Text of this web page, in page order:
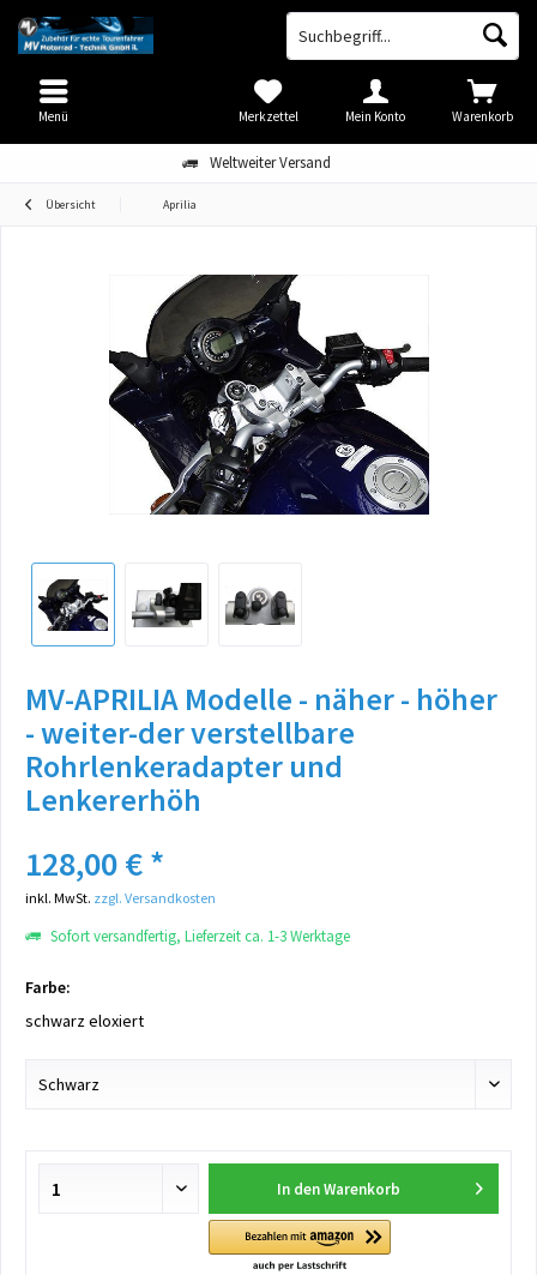
Weltweiter Versand
Warenkorb
Merkzettel Mein Konto
Menü
Übersicht Aprilia
MV-APRILIA Modelle - näher - höher
- weiter-der verstellbare
Rohrlenkeradapter und
Lenkererhöh
128,00 € *
inkl. MwSt. zzgl. Versandkosten
Sofort versandfertig, Lieferzeit ca. 1-3 Werktage
Farbe:
schwarz eloxiert
In den Warenkorb